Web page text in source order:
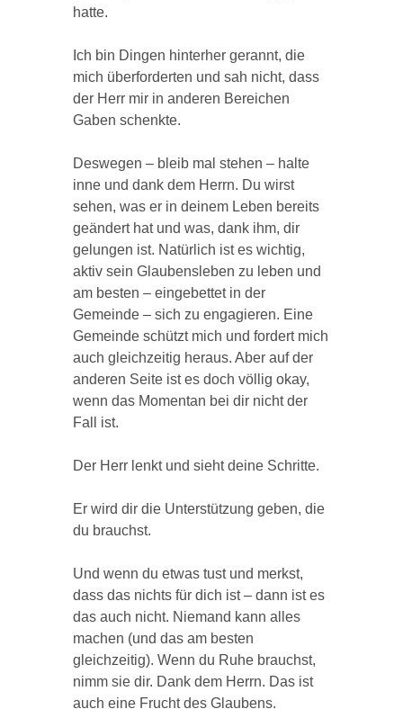
hatte.
Ich bin Dingen hinterher gerannt, die
mich überforderten und sah nicht, dass
der Herr mir in anderen Bereichen
Gaben schenkte.
Deswegen – bleib mal stehen – halte
inne und dank dem Herrn. Du wirst
sehen, was er in deinem Leben bereits
geändert hat und was, dank ihm, dir
gelungen ist. Natürlich ist es wichtig,
aktiv sein Glaubensleben zu leben und
am besten – eingebettet in der
Gemeinde – sich zu engagieren. Eine
Gemeinde schützt mich und fordert mich
auch gleichzeitig heraus. Aber auf der
anderen Seite ist es doch völlig okay,
wenn das Momentan bei dir nicht der
Fall ist.
Der Herr lenkt und sieht deine Schritte.
Er wird dir die Unterstützung geben, die
du brauchst.
Und wenn du etwas tust und merkst,
dass das nichts für dich ist – dann ist es
das auch nicht. Niemand kann alles
machen (und das am besten
gleichzeitig). Wenn du Ruhe brauchst,
nimm sie dir. Dank dem Herrn. Das ist
auch eine Frucht des Glaubens.